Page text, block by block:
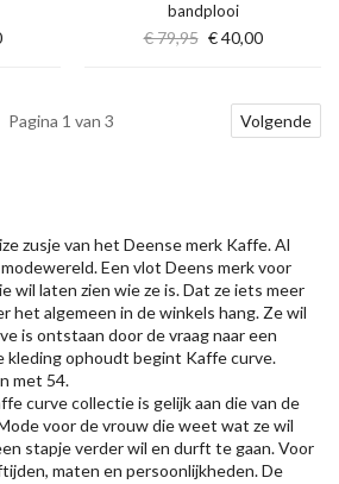
bandplooi
€ 79,95 € 40,00
Pagina 1 van 3 Volgende
zusje van het Deense merk Kaffe. Al
Een vlot Deens merk voor
wil laten zien wie ze is. Dat ze iets meer
het algemeen in de winkels hang. Ze wil
is ontstaan door de vraag naar een
kleding ophoudt begint Kaffe curve.
met 54.
curve collectie is gelijk aan die van de
voor de vrouw die weet wat ze wil
stapje verder wil en durft te gaan. Voor
maten en persoonlijkheden. De